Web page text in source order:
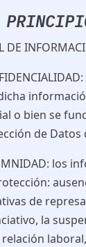
DE
o bien se
de Datos
: los
a
de
la
relación